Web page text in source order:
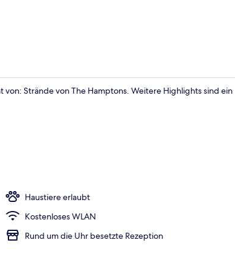
Strände von The Hamptons. Weitere Highlights sind ein
Haustiere erlaubt
Kostenloses WLAN
Rund um die Uhr besetzte Rezeption